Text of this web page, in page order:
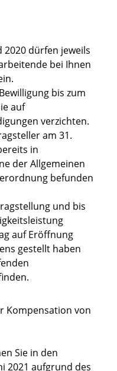
2020 dürfen jeweils
bei Ihnen
bis zum
auf
verzichten.
am 31.
in
der Allgemeinen
befunden
und bis
auf Eröffnung
gestellt haben
Kompensation von
Sie in den
2021 aufgrund des